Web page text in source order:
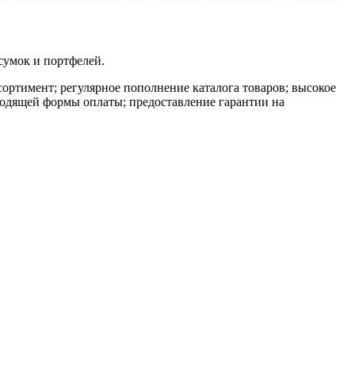
и портфелей.
регулярное пополнение каталога товаров; высокое
формы оплаты; предоставление гарантии на